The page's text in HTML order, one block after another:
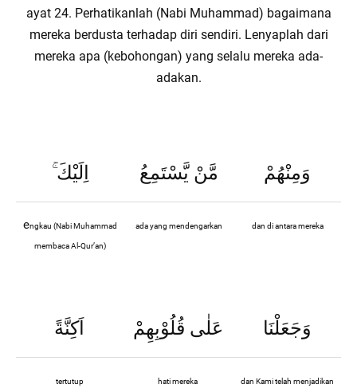
ayat 24. Perhatikanlah (Nabi Muhammad) bagaimana
mereka berdusta terhadap diri sendiri. Lenyaplah dari
mereka apa (kebohongan) yang selalu mereka ada-
adakan.
ۚاِلَيْكَ مَّنْ يَّسْتَمِعُ وَمِنْهُمْ
engkau (Nabi Muhammad
membaca Al-Qur’an)
ada yang mendengarkan dan di antara mereka
اَكِنَّةً عَلٰى قُلُوْبِهِمْ وَجَعَلْنَا
tertutup hati mereka dan Kami telah menjadikan